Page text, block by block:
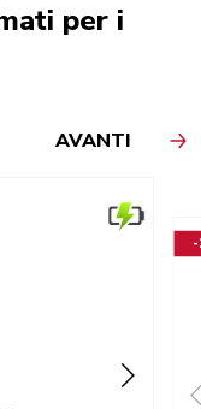
per i
AVANTI
-